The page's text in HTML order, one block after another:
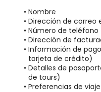
Nombre
Dirección de correo
Número de teléfono
Dirección de
Información de
tarjeta de crédito)
Detalles de
de tours)
Preferencias de